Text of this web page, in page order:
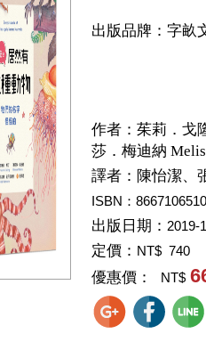
出版品牌：字畝
作者： 茱莉．戈
莎．梅迪納
譯者： 陳怡潔、
ISBN：
出版日期： 2019-
定價： NT$ 740
優惠價： NT$